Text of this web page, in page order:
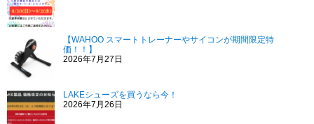
【WAHOO スマートトレーナーやサイコンが期間限定特
価！！】
2026年7月27日
LAKEシューズを買うなら今！
2026年7月26日